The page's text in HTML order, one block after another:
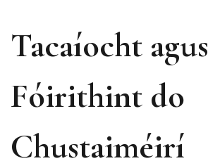
Tacaíocht agus
Fóirithint do
Chustaiméirí